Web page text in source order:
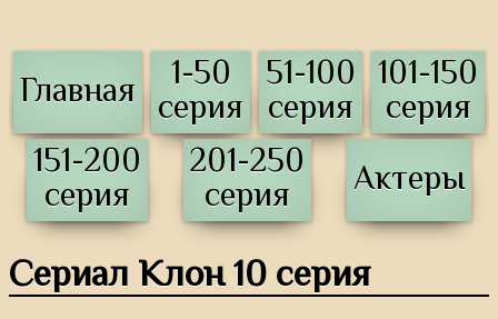
Главная 1-50
серия
51-100
серия
101-150
серия
151-200
серия
201-250
серия Актеры
Сериал Клон 10 серия